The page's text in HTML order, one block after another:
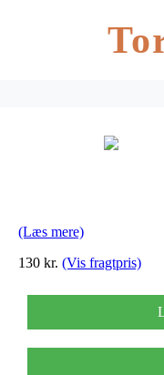
(Læs mere)
130 kr. (Vis fragtpris)